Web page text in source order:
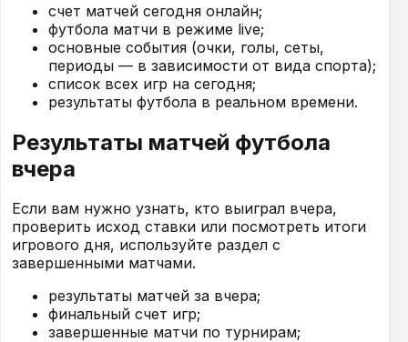
счет матчей сегодня онлайн;
футбола матчи в режиме live;
основные события (очки, голы, сеты,
периоды — в зависимости от вида спорта);
список всех игр на сегодня;
результаты футбола в реальном времени.
Результаты матчей футбола
вчера
Если вам нужно узнать, кто выиграл вчера,
проверить исход ставки или посмотреть итоги
игрового дня, используйте раздел с
завершенными матчами.
результаты матчей за вчера;
финальный счет игр;
завершенные матчи по турнирам;